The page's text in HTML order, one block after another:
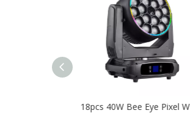
18pcs 40W Bee Eye Pixel